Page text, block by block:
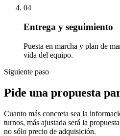
04
Entrega y seguimiento
Puesta en marcha y plan de
vida del equipo.
Siguiente paso
Pide una propuesta
Cuanto más concreta sea la
turnos, más ajustada será la
no sólo precio de adquisición.